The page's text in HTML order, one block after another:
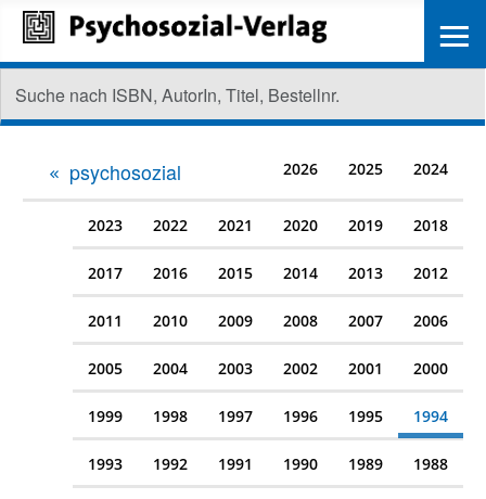
psychosozial 2026 2025 2024
2023 2022 2021 2020 2019 2018
2017 2016 2015 2014 2013 2012
2011 2010 2009 2008 2007 2006
2005 2004 2003 2002 2001 2000
1999 1998 1997 1996 1995 1994
1993 1992 1991 1990 1989 1988
≡